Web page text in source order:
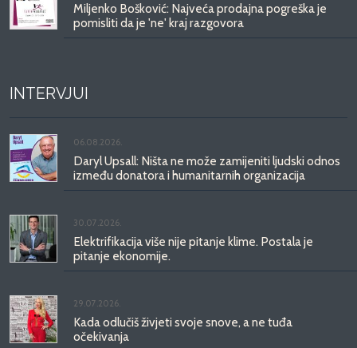
Miljenko Bošković: Najveća prodajna pogreška je
pomisliti da je 'ne' kraj razgovora
INTERVJUI
06.08.2026.
Daryl Upsall: Ništa ne može zamijeniti ljudski odnos
između donatora i humanitarnih organizacija
30.07.2026.
Elektrifikacija više nije pitanje klime. Postala je
pitanje ekonomije.
29.07.2026.
Kada odlučiš živjeti svoje snove, a ne tuđa
očekivanja